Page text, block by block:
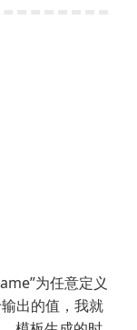
为任意定义
出的值，我就